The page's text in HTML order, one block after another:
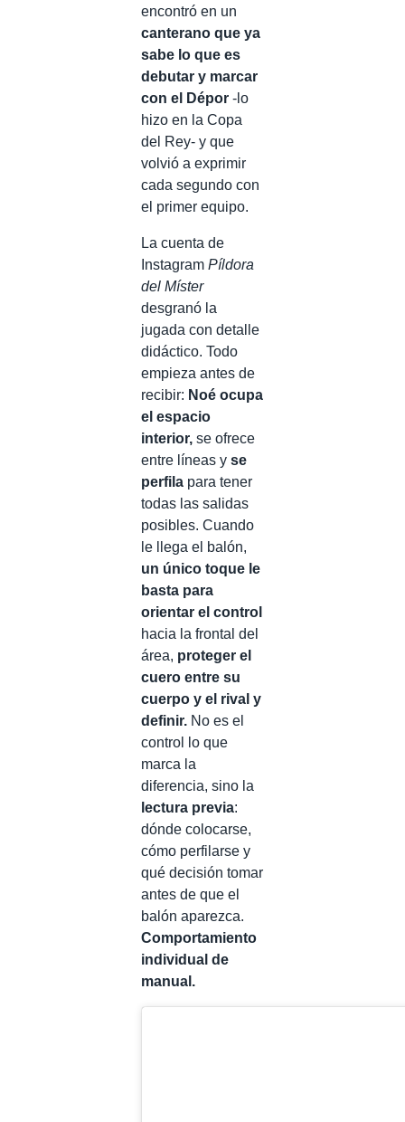
encontró en un
canterano que ya
sabe lo que es
debutar y marcar
con el Dépor -lo
hizo en la Copa
del Rey- y que
volvió a exprimir
cada segundo con
el primer equipo.
La cuenta de
Instagram Píldora
del Míster
desgranó la
jugada con detalle
didáctico. Todo
empieza antes de
recibir: Noé ocupa
el espacio
interior, se ofrece
entre líneas y se
perfila para tener
todas las salidas
posibles. Cuando
le llega el balón,
un único toque le
basta para
orientar el control
hacia la frontal del
área, proteger el
cuero entre su
cuerpo y el rival y
definir. No es el
control lo que
marca la
diferencia, sino la
lectura previa:
dónde colocarse,
cómo perfilarse y
qué decisión tomar
antes de que el
balón aparezca.
Comportamiento
individual de
manual.